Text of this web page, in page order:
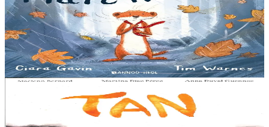
A little bit worried
Pris dans une violente tempête, Marc'harid construit une forteresse
pour s'y réfugier. Mais elle y rencontre Lagadeg, qui adore jouer
dans le vent et patauger sous la pluie....
En stock13,00 €
8 ans et plus